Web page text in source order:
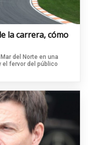
la carrera, cómo
del Norte en una
el fervor del público